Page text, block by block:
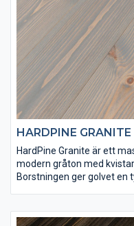
HARDPINE GRANITE
HardPine Granite är ett
modern gråton med
Borstningen ger golvet en
hårdvaxolja 3062 för att